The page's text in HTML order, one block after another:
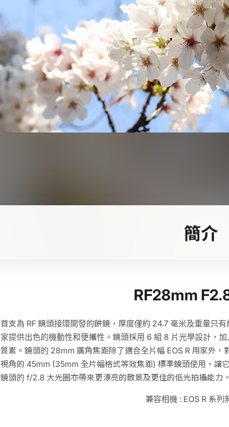
簡介
RF28mm
首支為 RF 鏡頭接環開發的餅鏡，厚度僅約 24.7 毫米及重量只
家提供出色的機動性和便攜性。鏡頭採用 6 組 8 片光學設計，
質素。鏡頭的 28mm 廣角焦距除了適合全片幅 EOS R 用家外
視角的 45mm (35mm 全片幅格式等效焦距) 標準鏡頭使用，讓
鏡頭的 f/2.8 大光圈亦帶來更漂亮的散景及更佳的低光拍攝能力。
兼容相機 : EOS R 系列